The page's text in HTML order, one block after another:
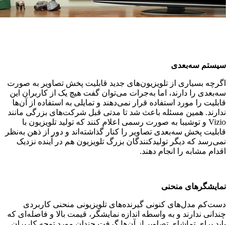
سیستم سه‌بعدی
اگرچه بسیاری از تلویزیون‌های جدید قابلیت پخش تصاویر به صورت
سه‌بعدی را دارند، اما به‌جرات می‌توان گفت هیچ یک از کاربران این
قابلیت را مورد استفاده قرار نمی‌دهند و تمایلی به استفاده از آن‌ها
ندارند. همین مسئله باعث شد تا مدتی قبل شرکت‌های بزرگی مانند
Vizio و توشیبا به صورت رسمی اعلام کنند که تولید تلویزیون با
قابلیت پخش سه‌بعدی تصاویر را کنار گذاشته‌اند و دور از ذهن به‌نظر
نمی‌رسد که دیگر تولیدکنندگان بزرگ تلویزیون هم در آینده نزدیک
اقدام مشابه را انجام دهند.
نمایشگرهای منحنی
دست‌کم مدل‌های کنونی گیرنده‌های تلویزیونی منحنی کاربردی
چندانی ندارند و به واسطه اندازه نمایشگر، قیمت بالا و فاصله‌ای که